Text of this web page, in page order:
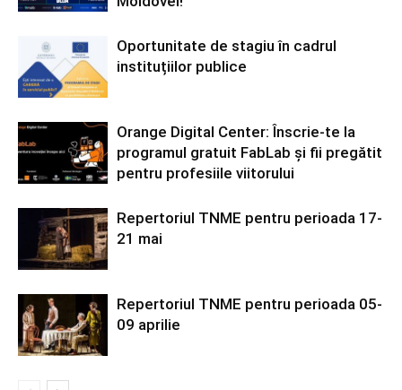
Oportunitate de stagiu în cadrul
instituțiilor publice
Orange Digital Center: Înscrie-te la
programul gratuit FabLab și fii pregătit
pentru profesiile viitorului
Repertoriul TNME pentru perioada 17-
21 mai
Repertoriul TNME pentru perioada 05-
09 aprilie